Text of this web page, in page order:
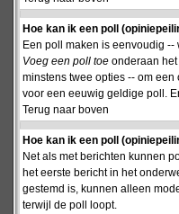
Hoe kan ik een poll
Een poll maken is eenvoudig
Voeg een poll toe onderaan
minstens twee opties -- om
voor een eeuwig geldige poll.
Terug naar boven
Hoe kan ik een poll
Net als met berichten kunnen
het eerste bericht in het
gestemd is, kunnen alleen
terwijl de poll loopt.